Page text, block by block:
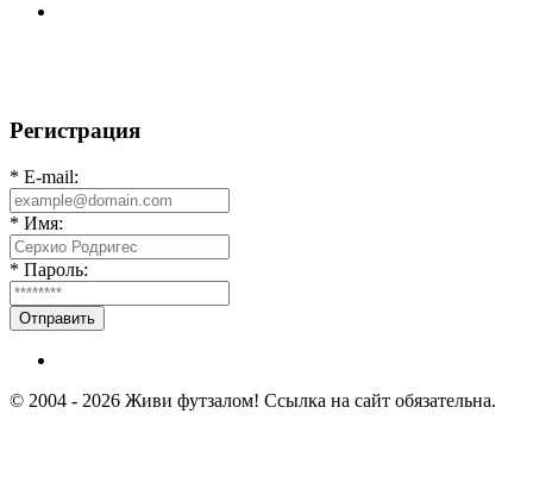
Регистрация
* E-mail:
* Имя:
* Пароль:
Отправить
© 2004 - 2026 Живи футзалом! Ссылка на сайт обязательна.